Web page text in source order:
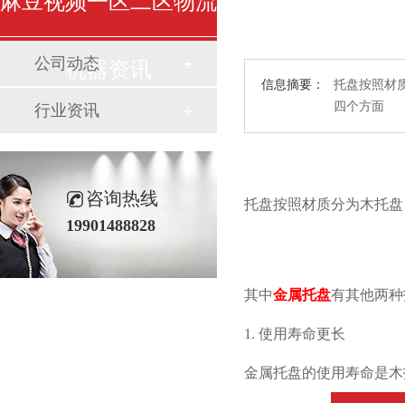
信息摘要：
托盘按照材
四个方面
托盘按照材质分为木托盘
其中金属托盘有其他两种
1. 使用寿命更长
金属托盘的使用寿命是
机器资讯
公司动态
行业资讯
咨询热线
19901488828